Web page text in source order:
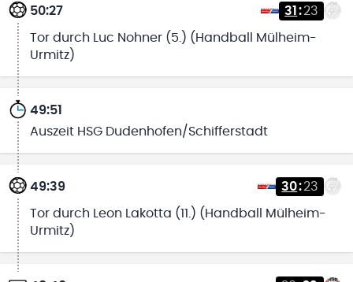
50:27 31 :23
Tor durch Luc Nohner (5.) (Handball Mülheim-
Urmitz)
49:51
Auszeit HSG Dudenhofen/Schifferstadt
49:39 30:23
Tor durch Leon Lakotta (11.) (Handball Mülheim-
Urmitz)